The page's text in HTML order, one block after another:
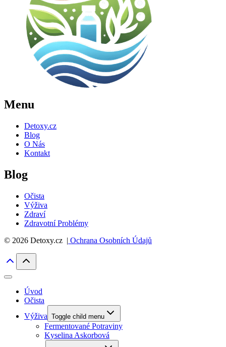
Menu
Detoxy.cz
Blog
O Nás
Kontakt
Blog
Očista
Výživa
Zdraví
Zdravotní Problémy
© 2026 Detoxy.cz | Ochrana Osobních Údajů
Úvod
Očista
Výživa Toggle child menu
Fermentované Potraviny
Kyselina Askorbová